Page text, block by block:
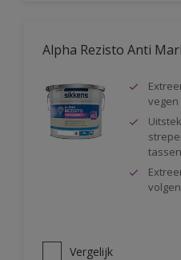
Alpha Rezisto Anti
Vergelijk